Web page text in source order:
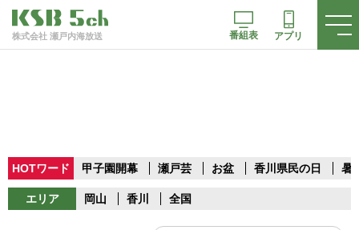
株式会社 瀬戸内海放送 番組表 アプリ
HOTワード 甲子園開幕 瀬戸芸 お盆 香川県民の日 暑
エリア 岡山 香川 全国